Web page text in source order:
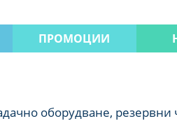
ПРОМОЦИИ
оборудване, резервни